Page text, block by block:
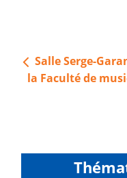
Navigation
de
Salle Serge-
la Faculté de